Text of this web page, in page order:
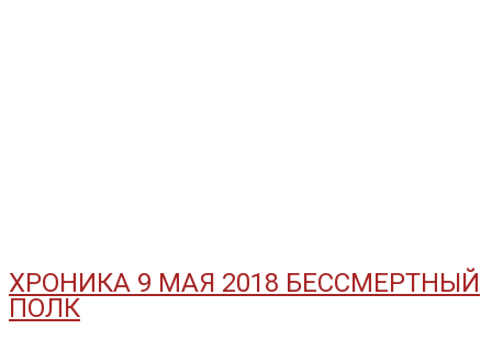
ХРОНИКА 9 МАЯ 2018 БЕССМЕРТНЫЙ
ПОЛК